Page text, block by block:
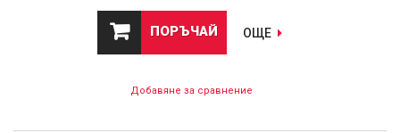
ПОРЪЧАЙ ОЩЕ
Добавяне за сравнение